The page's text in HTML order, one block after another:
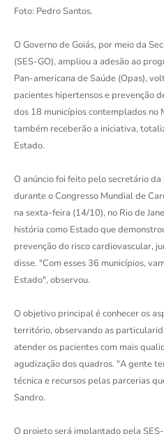
Foto: Pedro Santos.
O Governo de Goiás, por meio da
(SES-GO), ampliou a adesão ao
Pan-americana de Saúde (Opas),
pacientes hipertensos e prevenção
dos 18 municípios contemplados no
também receberão a iniciativa,
Estado.
O anúncio foi feito pelo secretário
durante o Congresso Mundial de
na sexta-feira (14/10), no Rio de
história como Estado que
prevenção do risco cardiovascular,
disse. "Com esses 36 municípios,
Estado", observou.
O objetivo principal é conhecer os
território, observando as
atender os pacientes com mais
agudização dos quadros. "A gente
técnica e recursos pelas parcerias
Sandro.